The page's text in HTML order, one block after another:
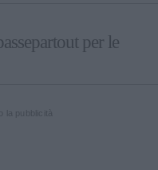
per le